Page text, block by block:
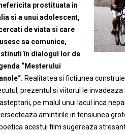
prostituata in
si a unui adolescent,
de viata si care
sa comunice,
în dialogul lor de
“Mesterului
Realitatea si fictiunea
prezentul si viitorul le
pe malul unui lacul inca
amintirile in tensiunea
acestui film sugereaza